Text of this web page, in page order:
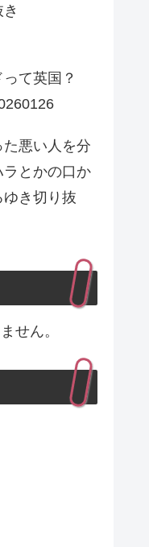
き
て英国？
た悪い人を分
とかの口か
き切り抜
せん。